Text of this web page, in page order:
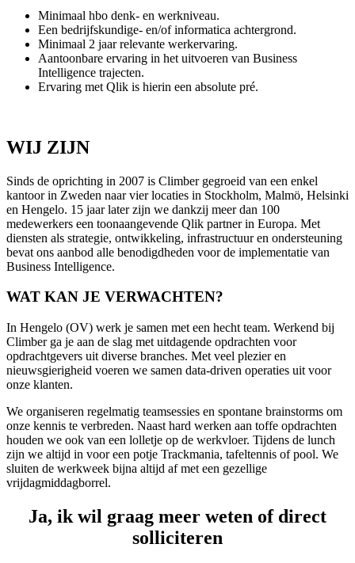
Minimaal hbo denk- en werkniveau.
Een bedrijfskundige- en/of informatica achtergrond.
Minimaal 2 jaar relevante werkervaring.
Aantoonbare ervaring in het uitvoeren van Business
Intelligence trajecten.
Ervaring met Qlik is hierin een absolute pré.
WIJ ZIJN
Sinds de oprichting in 2007 is Climber gegroeid van een enkel
kantoor in Zweden naar vier locaties in Stockholm, Malmö, Helsinki
en Hengelo. 15 jaar later zijn we dankzij meer dan 100
medewerkers een toonaangevende Qlik partner in Europa. Met
diensten als strategie, ontwikkeling, infrastructuur en ondersteuning
bevat ons aanbod alle benodigdheden voor de implementatie van
Business Intelligence.
WAT KAN JE VERWACHTEN?
In Hengelo (OV) werk je samen met een hecht team. Werkend bij
Climber ga je aan de slag met uitdagende opdrachten voor
opdrachtgevers uit diverse branches. Met veel plezier en
nieuwsgierigheid voeren we samen data-driven operaties uit voor
onze klanten.
We organiseren regelmatig teamsessies en spontane brainstorms om
onze kennis te verbreden. Naast hard werken aan toffe opdrachten
houden we ook van een lolletje op de werkvloer. Tijdens de lunch
zijn we altijd in voor een potje Trackmania, tafeltennis of pool. We
sluiten de werkweek bijna altijd af met een gezellige
vrijdagmiddagborrel.
Ja, ik wil graag meer weten of direct
solliciteren